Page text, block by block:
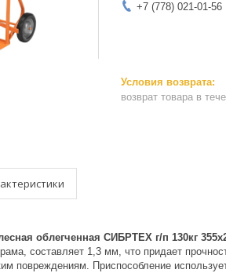
+7 (778) 021-01-56
возврат товара в
облегченная СИБРТЕХ г/п 130кг
рама, составляет 1,3 мм, что придает
повреждениям. Приспособление